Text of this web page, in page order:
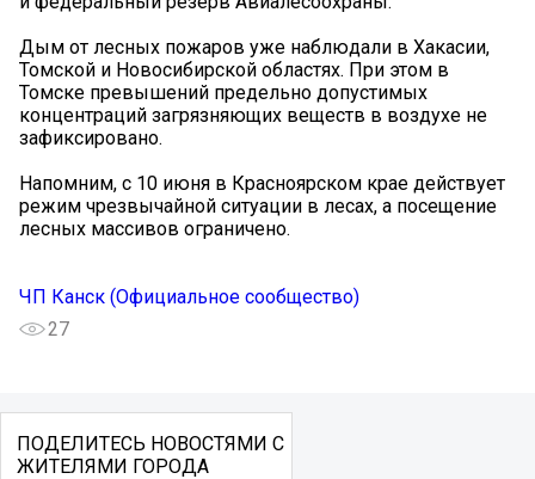
Дым от лесных пожаров уже наблюдали в Хакасии,
Томской и Новосибирской областях. При этом в
Томске превышений предельно допустимых
концентраций загрязняющих веществ в воздухе не
зафиксировано.
Напомним, с 10 июня в Красноярском крае действует
режим чрезвычайной ситуации в лесах, а посещение
лесных массивов ограничено.
ЧП Канск (Официальное сообщество)
27
ПОДЕЛИТЕСЬ НОВОСТЯМИ С
ЖИТЕЛЯМИ ГОРОДА